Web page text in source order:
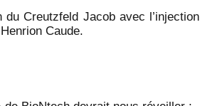
Creutzfeld Jacob avec l’injection
Caude.